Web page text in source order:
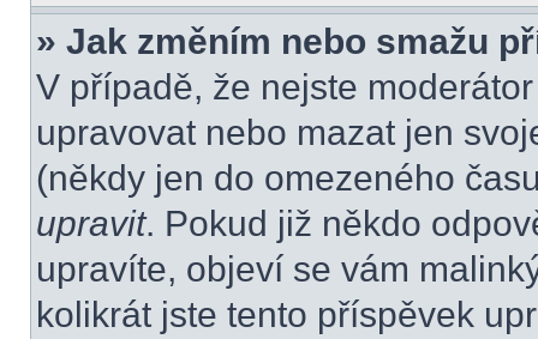
» Jak změním nebo smažu
V případě, že nejste
upravovat nebo mazat jen
(někdy jen do omezeného
upravit. Pokud již někdo
upravíte, objeví se vám
kolikrát jste tento příspěvek